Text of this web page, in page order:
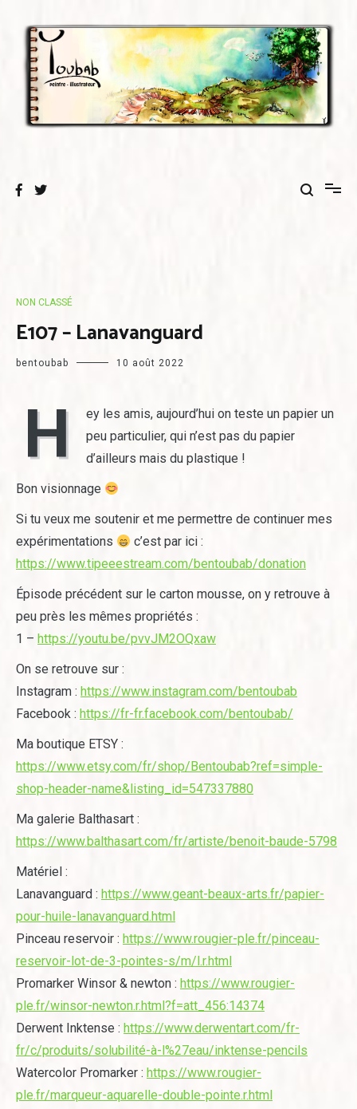
contenu
NON CLASSÉ
E107 – Lanavanguard
bentoubab 10 août 2022
H
ey les amis, aujourd’hui on teste un papier un
peu particulier, qui n’est pas du papier
d’ailleurs mais du plastique !
Bon visionnage
Si tu veux me soutenir et me permettre de continuer mes
expérimentations
c’est par ici :
https://www.tipeeestream.com/bentoubab/donation
Épisode précédent sur le carton mousse, on y retrouve à
peu près les mêmes propriétés :
1 – https://youtu.be/pvvJM2OQxaw
On se retrouve sur :
Instagram : https://www.instagram.com/bentoubab
Facebook : https://fr-fr.facebook.com/bentoubab/
Ma boutique ETSY :
https://www.etsy.com/fr/shop/Bentoubab?ref=simple-
shop-header-name&listing_id=547337880
Ma galerie Balthasart :
https://www.balthasart.com/fr/artiste/benoit-baude-5798
Matériel :
Lanavanguard : https://www.geant-beaux-arts.fr/papier-
pour-huile-lanavanguard.html
Pinceau reservoir : https://www.rougier-ple.fr/pinceau-
reservoir-lot-de-3-pointes-s/m/l.r.html
Promarker Winsor & newton : https://www.rougier-
ple.fr/winsor-newton.r.html?f=att_456:14374
Derwent Inktense : https://www.derwentart.com/fr-
fr/c/produits/solubilité-à-l%27eau/inktense-pencils
Watercolor Promarker : https://www.rougier-
ple.fr/marqueur-aquarelle-double-pointe.r.html